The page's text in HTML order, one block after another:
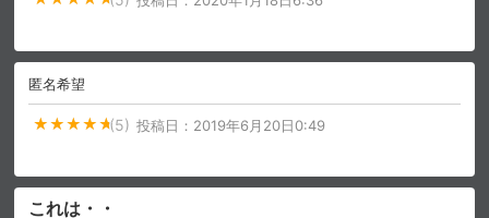
視聴年齢制限
能です。5段階の年齢区分から選択できま
す。
視聴デバイス一覧
バイス連携の設定ができます。
匿名希望
(5) 投稿日： 2019年6月20日0:49
これは・・